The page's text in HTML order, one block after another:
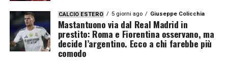
CALCIO ESTERO 5 giorni ago Giuseppe Colicchia
Mastantuono via dal Real Madrid in
prestito: Roma e Fiorentina osservano, ma
decide l’argentino. Ecco a chi farebbe più
comodo